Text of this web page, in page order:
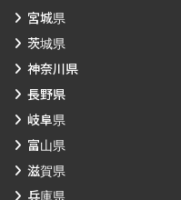
宮城県
茨城県
神奈川県
長野県
岐阜県
富山県
滋賀県
兵庫県